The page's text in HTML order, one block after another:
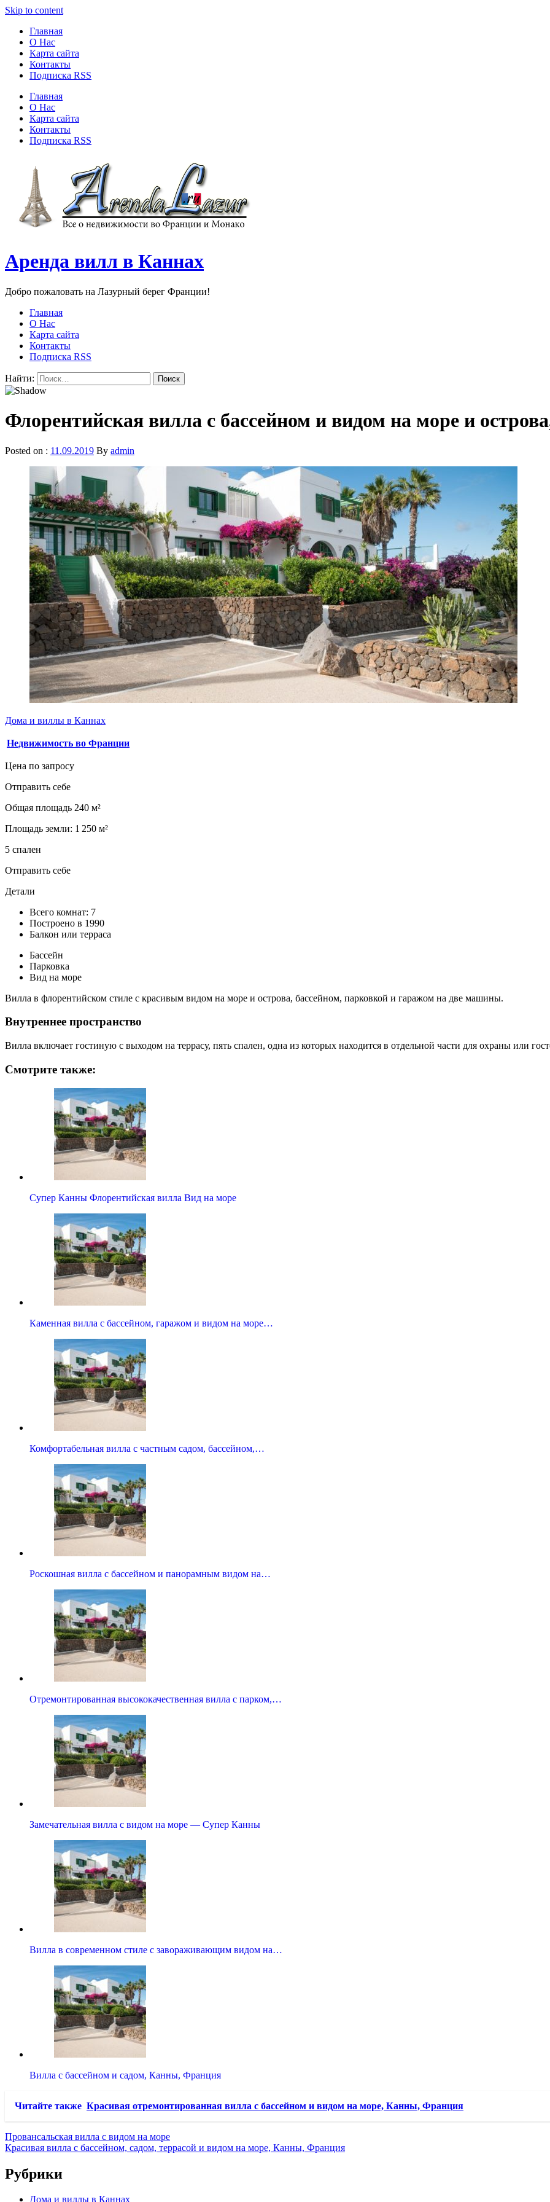
Skip to content
Главная
О Нас
Карта сайта
Контакты
Подписка RSS
Главная
О Нас
Карта сайта
Контакты
Подписка RSS
Аренда вилл в Каннах
Добро пожаловать на Лазурный берег Франции!
Главная
О Нас
Карта сайта
Контакты
Подписка RSS
Найти:
Флорентийская вилла с бассейном и видом на море и
Posted on : 11.09.2019 By admin
Дома и виллы в Каннах
Недвижимость во Франции
Цена по запросу
Отправить себе
Общая площадь 240 м²
Площадь земли: 1 250 м²
5 спален
Отправить себе
Детали
Всего комнат: 7
Построено в 1990
Балкон или терраса
Бассейн
Парковка
Вид на море
Вилла в флорентийском стиле с красивым видом на море и острова, бассейном, парковкой и гаражом на две машины.
Внутреннее пространство
Вилла включает гостиную с выходом на террасу, пять спален, одна из которых находится в отдельной части для охраны или
Смотрите также:
Супер Канны Флорентийская вилла Вид на море
Каменная вилла с бассейном, гаражом и видом на море…
Комфортабельная вилла с частным садом, бассейном,…
Роскошная вилла с бассейном и панорамным видом на…
Отремонтированная высококачественная вилла с парком,…
Замечательная вилла с видом на море — Супер Канны
Вилла в современном стиле с завораживающим видом на…
Вилла с бассейном и садом, Канны, Франция
Читайте также Красивая отремонтированная вилла с бассейном и видом на море, Канны, Франция
Провансальская вилла с видом на море
Красивая вилла с бассейном, садом, террасой и видом на море, Канны, Франция
Рубрики
Дома и виллы в Каннах